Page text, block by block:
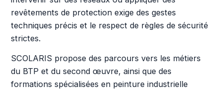
revêtements de protection exige des gestes
techniques précis et le respect de règles de sécurité
strictes.
SCOLARIS propose des parcours vers les métiers
du BTP et du second œuvre, ainsi que des
formations spécialisées en peinture industrielle